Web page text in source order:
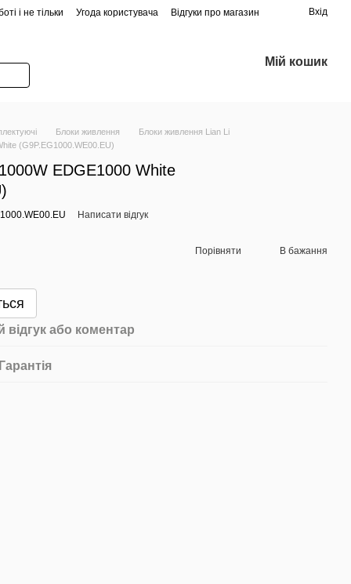
і не тільки Угода користувача Відгуки про магазин Вхід
Мій кошик
Блоки живлення
Блоки живлення Lian Li
(G9P.EG1000.WE00.EU)
EDGE1000 White
Написати відгук
Порівняти В бажання
відгук або коментар
Гарантія